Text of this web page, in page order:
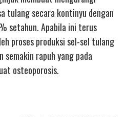
tulang secara kontinyu dengan
setahun. Apabila ini terus
proses produksi sel-sel tulang
rapuh yang pada
osteoporosis.